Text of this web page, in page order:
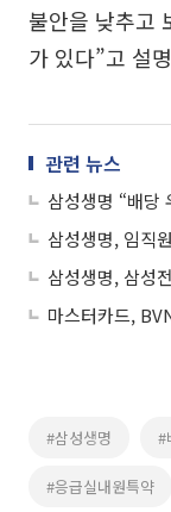
불안을 낮추고
가 있다”고 설
관련 뉴스
#삼성생명 #
#응급실내원특약